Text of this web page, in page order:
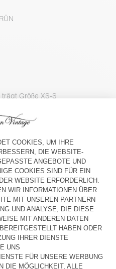
Größe XS-S
Dienstag, 11. August und
13. August
STORE PRÜFEN